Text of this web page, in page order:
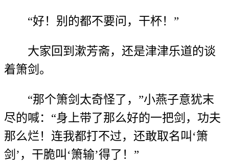
“好！别的都不要问，干杯！”
大家回到漱芳斋，还是津津乐道的谈
着箫剑。
“那个箫剑太奇怪了，”小燕子意犹末
尽的喊：“身上带了那么好的一把剑，功夫
那么烂！连我都打不过，还敢取名叫‘箫
剑’，干脆叫‘箫输’得了！”